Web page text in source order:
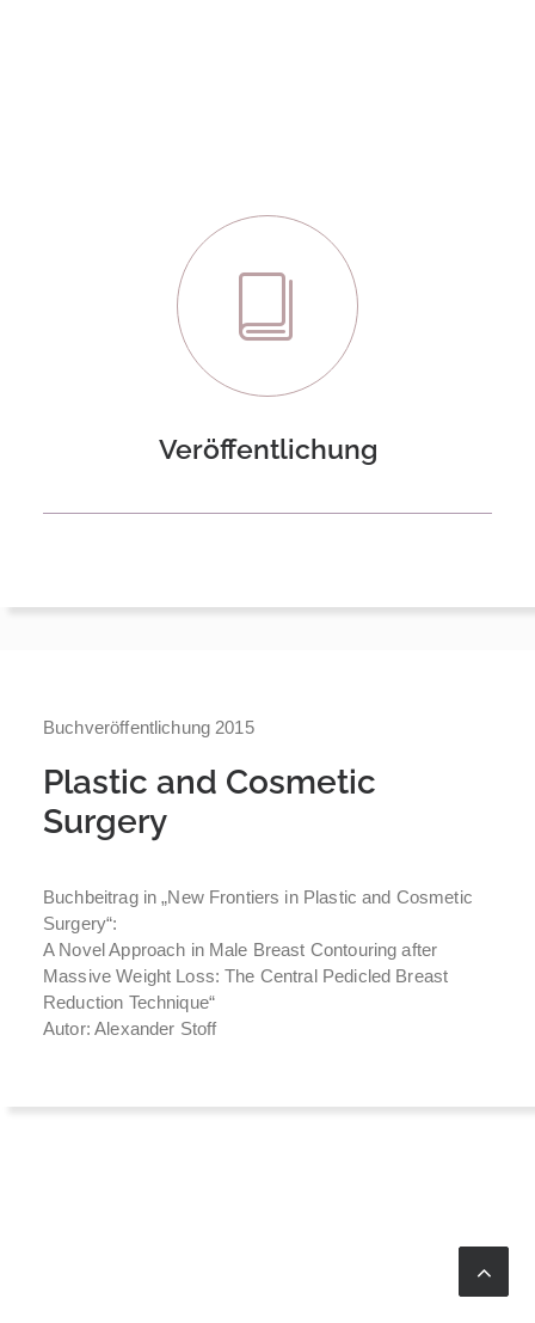
Veröffentlichung
Buchveröffentlichung 2015
Plastic and Cosmetic
Surgery
Buchbeitrag in „New Frontiers in Plastic and Cosmetic
Surgery“:
A Novel Approach in Male Breast Contouring after
Massive Weight Loss: The Central Pedicled Breast
Reduction Technique“
Autor: Alexander Stoff